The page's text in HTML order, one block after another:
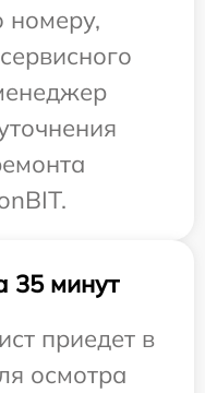
номеру,
35 минут
приедет в
осмотра